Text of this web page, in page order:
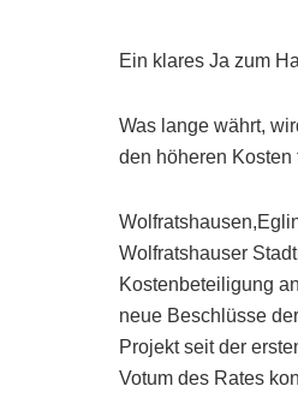
Ein klares Ja zum
Was lange währt,
den höheren
Wolfratshauser
Kostenbeteiligung
neue Beschlüsse
Projekt seit der
Votum des Rates